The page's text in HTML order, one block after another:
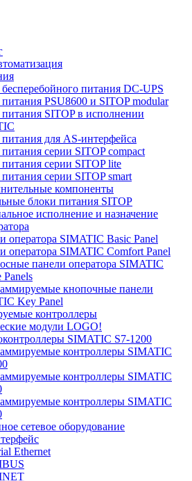
питания DC-UPS
PSU8600 и SITOP modular
SITOP в исполнении
для AS-интерфейса
серии SITOP compact
серии SITOP lite
серии SITOP smart
компоненты
блоки питания SITOP
исполнение и назначение
оператора SIMATIC Basic Panel
оператора SIMATIC Comfort Panel
панели оператора SIMATIC
кнопочные панели
Key Panel
контроллеры
модули LOGO!
SIMATIC S7-1200
контроллеры SIMATIC
контроллеры SIMATIC
контроллеры SIMATIC
сетевое оборудование
Ethernet